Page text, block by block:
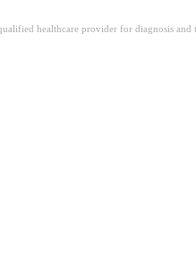
healthcare provider for diagnosis